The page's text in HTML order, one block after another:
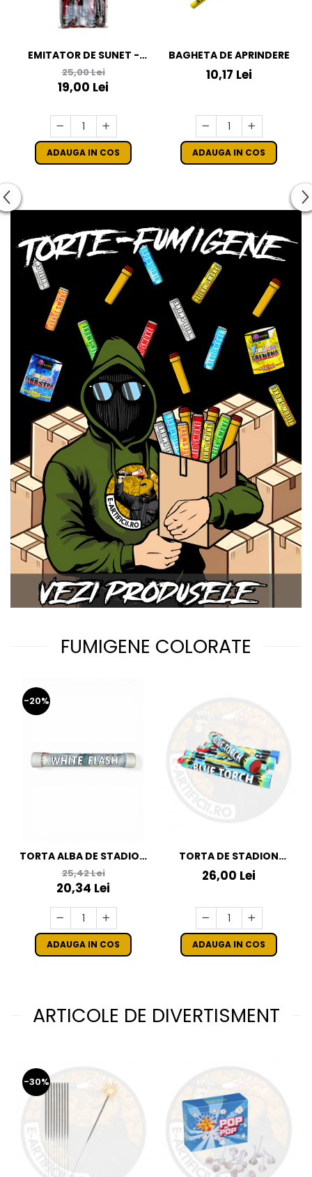
EMITATOR DE SUNET -
SCREAM M
25,00 Lei
19,00 Lei
ADAUGA IN COS
BAGHETA DE APRINDERE
10,17 Lei
ADAUGA IN COS
FUMIGENE COLORATE
-20%
TORTA ALBA DE STADION
CU STROBOSCOP
25,42 Lei
20,34 Lei
ADAUGA IN COS
TORTA DE STADION
CULOAREA ALBASTRA
26,00 Lei
ADAUGA IN COS
ARTICOLE DE DIVERTISMENT
-30%